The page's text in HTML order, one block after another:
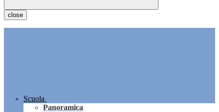
close
Scuola
Panoramica